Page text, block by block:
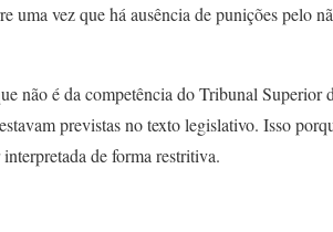
uma vez que há ausência de punições pelo
não é da competência do Tribunal
previstas no texto legislativo. Isso
de forma restritiva.